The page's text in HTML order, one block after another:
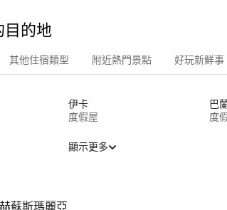
目的地
其他住宿類型 附近熱門景點 好玩新鮮事
伊卡
度假屋
巴
度
顯示更多
赫蘇斯瑪麗亞